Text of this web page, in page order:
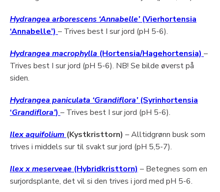
Hydrangea arborescens ‘Annabelle’ (Vierhortensia
‘Annabelle’) – Trives best I sur jord (pH 5-6).
Hydrangea macrophylla (Hortensia/Hagehortensia) –
Trives best I sur jord (pH 5-6). NB! Se bilde øverst på
siden.
Hydrangea paniculata ‘Grandiflora’ (Syrinhortensia
‘Grandiflora’) – Trives best I sur jord (pH 5-6).
Ilex aquifolium (Kystkristtorn) – Alltidgrønn busk som
trives i middels sur til svakt sur jord (pH 5,5-7).
Ilex x meserveae (Hybridkristtorn) – Betegnes som en
surjordsplante, det vil si den trives i jord med pH 5-6.